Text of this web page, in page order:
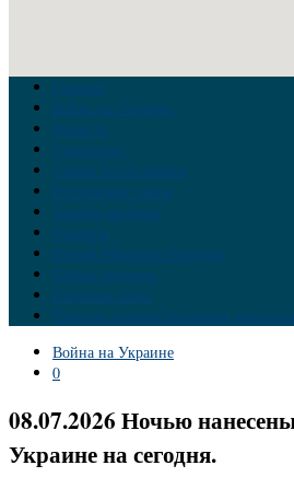
Главная
Война на Украине
Новости
Аналитика
Тайны Геополитики
Российские элиты
Теория заговора
Украина
Новый Мировой Порядок
Тайны истории
Обратная связь
Правила комментирования
Война на Украине
0
08.07.2026 Ночью
Украине на сегодня.